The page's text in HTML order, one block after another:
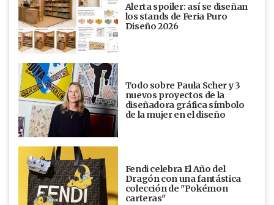
Alerta spoiler: así se diseñan
los stands de Feria Puro
Diseño 2026
Todo sobre Paula Scher y 3
nuevos proyectos de la
diseñadora gráfica símbolo
de la mujer en el diseño
Fendi celebra El Año del
Dragón con una fantástica
colección de "Pokémon
carteras"